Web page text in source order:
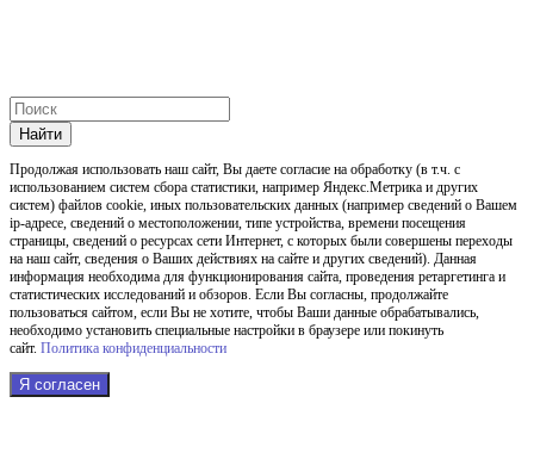
Найти
Продолжая использовать наш cайт, Вы даете согласие на обработку (в т.ч. с
использованием систем сбора статистики, например Яндекс.Метрика и других
систем) файлов cookie, иных пользовательских данных (например сведений о Вашем
ip-адресе, сведений о местоположении, типе устройства, времени посещения
страницы, сведений о ресурсах сети Интернет, с которых были совершены переходы
на наш сайт, сведения о Ваших действиях на сайте и других сведений). Данная
информация необходима для функционирования сайта, проведения ретаргетинга и
статистических исследований и обзоров. Если Вы согласны, продолжайте
пользоваться сайтом, если Вы не хотите, чтобы Ваши данные обрабатывались,
необходимо установить специальные настройки в браузере или покинуть
сайт. Политика конфиденциальности
Я согласен